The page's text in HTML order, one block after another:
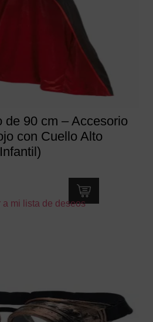
de 90 cm – Accesorio
con Cuello Alto
a mi lista de deseos